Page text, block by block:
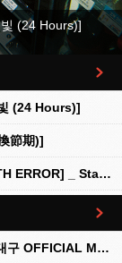
(24 Hours)]
(24 Hours)]
節期)]
FLARE U (플레어 유) 1st Mini Album [YOUTH ERROR] _ Stationery Kit Ver.
더보기
2026 N.Flying LIVE ‘&CON5 : into REM’ – 대구 OFFICIAL MD 현장 판매 안내
더보기